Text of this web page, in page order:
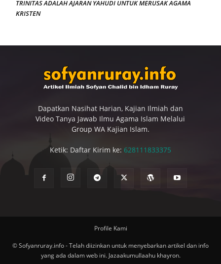
TRINITAS ADALAH AJARAN YAHUDI UNTUK MERUSAK AGAMA
KRISTEN
Dapatkan Nasihat Harian, Kajian Ilmiah dan
Video Tanya Jawab Ilmu Agama Islam Melalui
Group WA Kajian Islam.
Ketik: Daftar Kirim ke: 628111833375
Profile Kami
© Sofyanruray.info - Telah diizinkan untuk menyebarkan artikel dan info
yang ada dalam web ini. Jazaakumullaahu khayron.